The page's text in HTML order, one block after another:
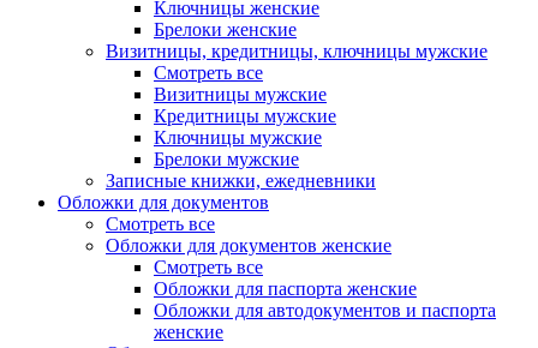
Ключницы женские
Брелоки женские
Визитницы, кредитницы, ключницы мужские
Смотреть все
Визитницы мужские
Кредитницы мужские
Ключницы мужские
Брелоки мужские
Записные книжки, ежедневники
Обложки для документов
Смотреть все
Обложки для документов женские
Смотреть все
Обложки для паспорта женские
Обложки для автодокументов и паспорта
женские